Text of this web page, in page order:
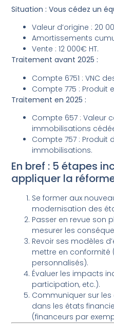
Situation : Vous cédez un
Valeur d’origine : 20
Amortissements
Vente : 12 000€ HT.
Traitement avant 2025 :
Compte 6751 : VNC
Compte 775 : Produit
Traitement en 2025 :
Compte 657 : Valeur
immobilisations
Compte 757 : Produit
immobilisations.
En bref : 5 étapes
appliquer la
Se former aux
modernisation des
Passer en revue son
mesurer les
Revoir ses modèles
mettre en conformité
personnalisés).
Évaluer les impacts
participation, etc.).
Communiquer sur
dans les états
(financeurs par